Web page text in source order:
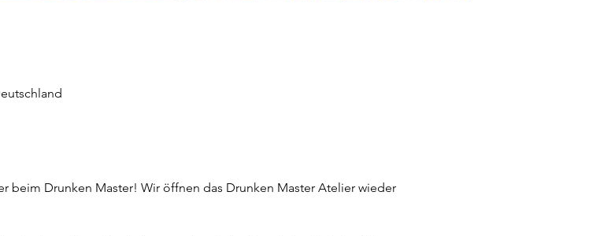
beim Drunken Master! Wir öffnen das Drunken Master Atelier wieder